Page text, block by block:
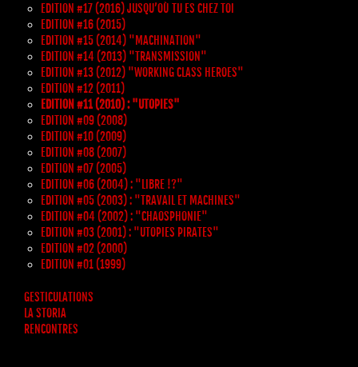
EDITION #17 (2016) JUSQU’OÙ TU ES CHEZ TOI
EDITION #16 (2015)
EDITION #15 (2014) "MACHINATION"
EDITION #14 (2013) "TRANSMISSION"
EDITION #13 (2012) "WORKING CLASS HEROES"
EDITION #12 (2011)
EDITION #11 (2010) : "UTOPIES"
EDITION #09 (2008)
EDITION #10 (2009)
EDITION #08 (2007)
EDITION #07 (2005)
EDITION #06 (2004) : "LIBRE !?"
EDITION #05 (2003) : "TRAVAIL ET MACHINES"
EDITION #04 (2002) : "CHAOSPHONIE"
EDITION #03 (2001) : "UTOPIES PIRATES"
EDITION #02 (2000)
EDITION #01 (1999)
GESTICULATIONS
LA STORIA
RENCONTRES